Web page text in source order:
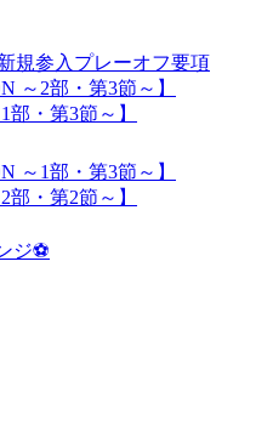
規参入プレーオフ要項
～2部・第3節～】
・第3節～】
～1部・第3節～】
・第2節～】
ジ⚽